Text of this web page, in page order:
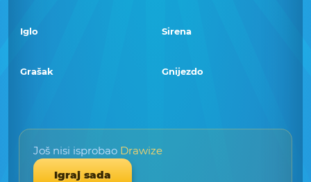
Iglo Sirena
Grašak Gnijezdo
Još nisi isprobao Drawize
Igraj sada